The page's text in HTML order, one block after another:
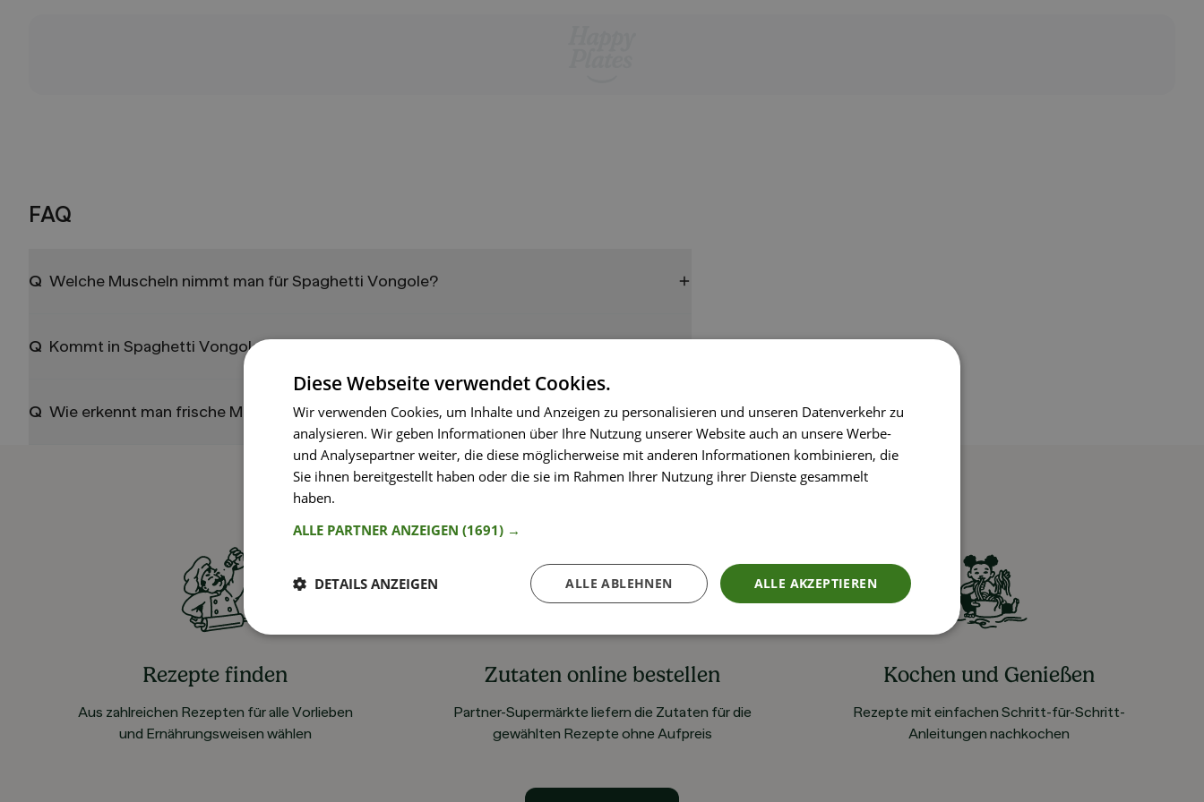
FAQ
Q Welche Muscheln nimmt man für Spaghetti Vongole?
Q Kommt in Spaghetti Vongole Tomate?
Q Wie erkennt man frische Muscheln?
Rezepte finden
Aus zahlreichen Rezepten für alle Vorlieben
und Ernährungsweisen wählen
Zutaten online bestellen
Partner-Supermärkte liefern die Zutaten für die
gewählten Rezepte ohne Aufpreis
Kochen und Genießen
Rezepte mit einfachen Schritt-für-Schritt-
Anleitungen nachkochen
Diese Webseite verwendet Cookies.
Wir verwenden Cookies, um Inhalte und Anzeigen zu personalisieren und unseren Datenverkehr zu
analysieren. Wir geben Informationen über Ihre Nutzung unserer Website auch an unsere Werbe-
und Analysepartner weiter, die diese möglicherweise mit anderen Informationen kombinieren, die
Sie ihnen bereitgestellt haben oder die sie im Rahmen Ihrer Nutzung ihrer Dienste gesammelt
haben.
ALLE PARTNER ANZEIGEN (1691) →
ALLE AKZEPTIEREN
ALLE ABLEHNEN
DETAILS ANZEIGEN